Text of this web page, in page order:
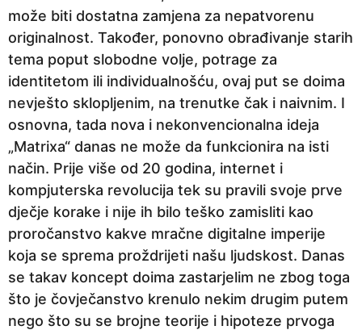
može biti dostatna zamjena za nepatvorenu
originalnost. Također, ponovno obrađivanje starih
tema poput slobodne volje, potrage za
identitetom ili individualnošću, ovaj put se doima
nevješto sklopljenim, na trenutke čak i naivnim. I
osnovna, tada nova i nekonvencionalna ideja
„Matrixa“ danas ne može da funkcionira na isti
način. Prije više od 20 godina, internet i
kompjuterska revolucija tek su pravili svoje prve
dječje korake i nije ih bilo teško zamisliti kao
proročanstvo kakve mračne digitalne imperije
koja se sprema proždrijeti našu ljudskost. Danas
se takav koncept doima zastarjelim ne zbog toga
što je čovječanstvo krenulo nekim drugim putem
nego što su se brojne teorije i hipoteze prvoga